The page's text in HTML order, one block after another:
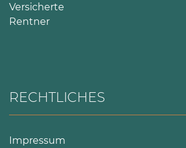
Versicherte
Rentner
RECHTLICHES
Impressum